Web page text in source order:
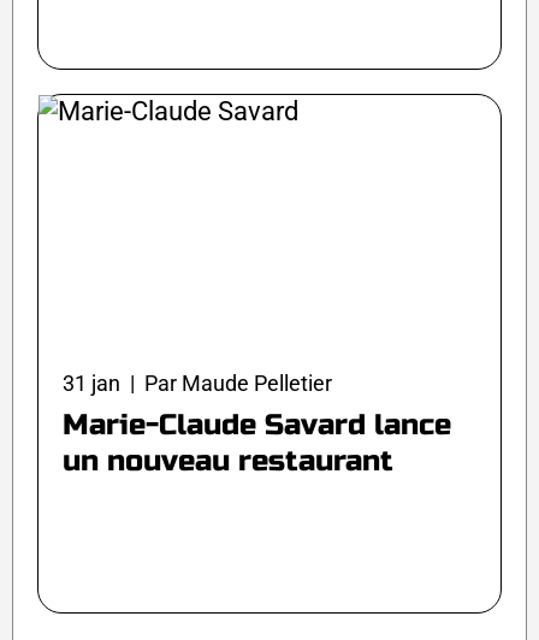
31 jan | Par Maude Pelletier
Marie-Claude Savard lance
un nouveau restaurant